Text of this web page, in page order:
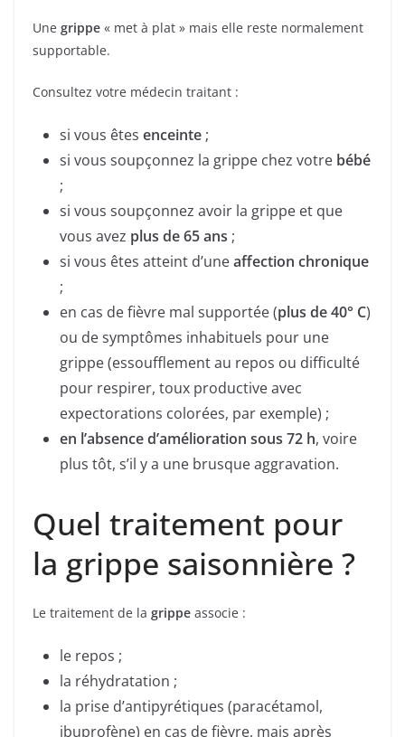
Une grippe « met à plat » mais elle reste normalement
supportable.
Consultez votre médecin traitant :
si vous êtes enceinte ;
si vous soupçonnez la grippe chez votre bébé
;
si vous soupçonnez avoir la grippe et que
vous avez plus de 65 ans ;
si vous êtes atteint d’uneaffection chronique
;
en cas de fièvre mal supportée (plus de 40° C)
ou de symptômes inhabituels pour une
grippe (essoufflement au repos ou difficulté
pour respirer, toux productive avec
expectorations colorées, par exemple) ;
en l’absence d’amélioration sous 72 h, voire
plus tôt, s’il y a une brusque aggravation.
Quel traitement pour
la grippe saisonnière ?
Le traitement de la grippe associe :
le repos ;
la réhydratation ;
la prise d’antipyrétiques (paracétamol,
ibuprofène) en cas de fièvre, mais après